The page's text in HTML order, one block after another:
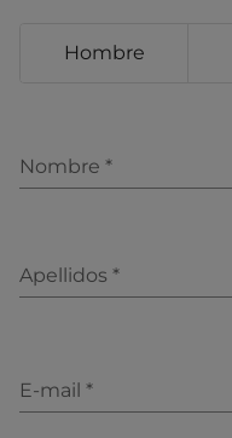
Hombre
Nombre *
Apellidos *
E-mail *